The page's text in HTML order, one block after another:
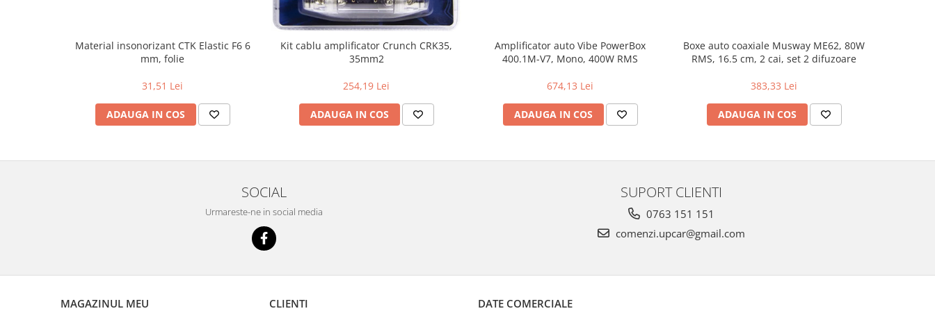
Material insonorizant CTK Elastic F6 6
mm, folie
31,51 Lei
ADAUGA IN COS
Kit cablu amplificator Crunch CRK35,
35mm2
254,19 Lei
ADAUGA IN COS
Amplificator auto Vibe PowerBox
400.1M-V7, Mono, 400W RMS
674,13 Lei
ADAUGA IN COS
Boxe auto coaxiale Musway ME62, 80W
RMS, 16.5 cm, 2 cai, set 2 difuzoare
383,33 Lei
ADAUGA IN COS
SOCIAL
Urmareste-ne in social media
SUPORT CLIENTI
0763 151 151
comenzi.upcar@gmail.com
MAGAZINUL MEU CLIENTI DATE COMERCIALE